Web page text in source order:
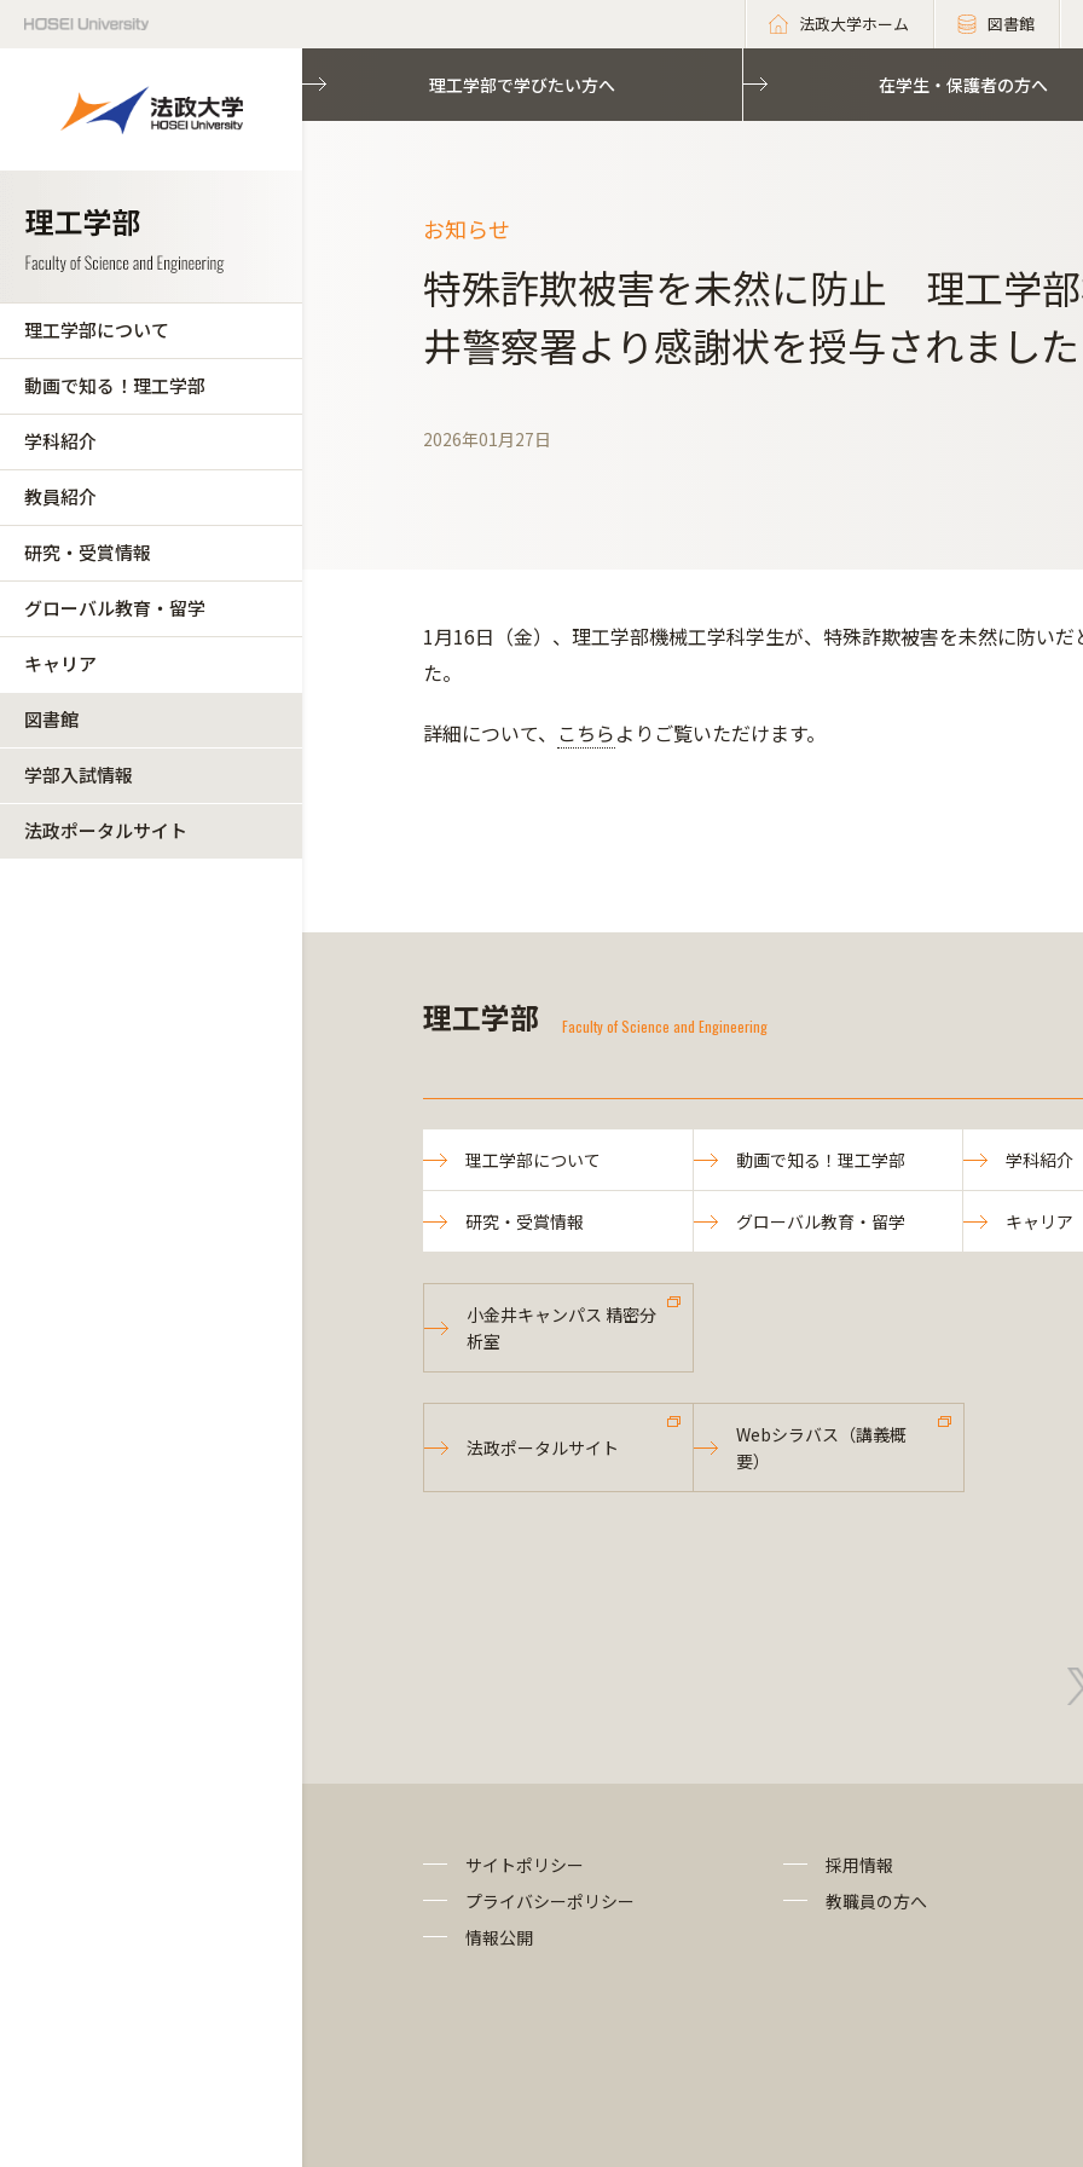
法政大学ホーム 図書館
理工学部について
動画で知る！理工学部
学科紹介
教員紹介
研究・受賞情報
グローバル教育・留学
キャリア
図書館
学部入試情報
法政ポータルサイト
理工学部で学びたい方へ 在学生・保護者の方へ
お知らせ
特殊詐欺被害を未然に防止 理工学
井警察署より感謝状を授与されました
2026年01月27日
1月16日（金）、理工学部機械工学科学生が、特殊詐欺被害を未然に防い
た。
詳細について、 こちらよりご覧いただけます。
理工学部 Faculty of Science and Engineering
理工学部について 動画で知る！理工学部 学科紹介
研究・受賞情報 グローバル教育・留学 キャリア
小金井キャンパス 精密分
析室
法政ポータルサイト
Webシラバス（講義概
要）
サイトポリシー
プライバシーポリシー
情報公開
採用情報
教職員の方へ